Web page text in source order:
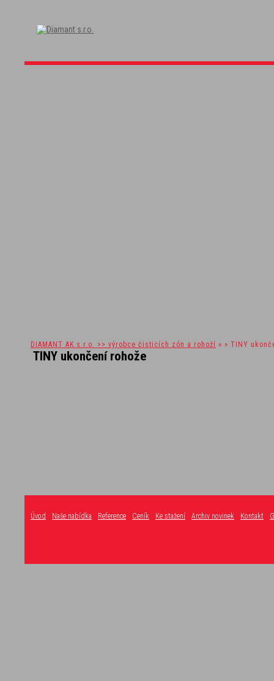
DIAMANT AK s.r.o. >> výrobce čisticích zón a rohoží » » TINY
TINY ukončení rohože
Úvod Naše nabídka Reference Ceník Ke stažení Archiv novinek Kontakt